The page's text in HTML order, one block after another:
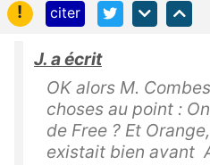
!
citer
J. a écrit
OK alors M.
choses au point :
de Free ? Et
existait bien avant